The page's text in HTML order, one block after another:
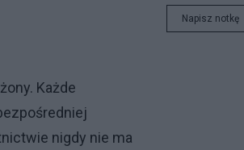
Każde
nigdy nie ma
Napisz notkę